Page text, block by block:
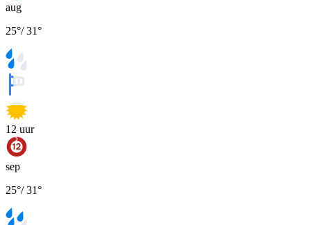
aug
25°/31°
12 uur
sep
25°/31°